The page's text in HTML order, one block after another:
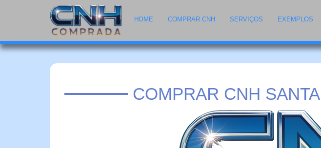
HOME COMPRAR CNH SERVIÇOS EXEMPLOS
COMPRAR CNH